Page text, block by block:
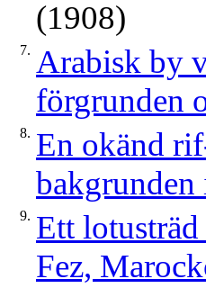
(1908)
7. Arabisk by
förgrunden
8. En okänd
9. Ett
Fez,